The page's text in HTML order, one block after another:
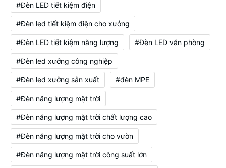
#Đèn LED tiết kiệm điện
#Đèn led tiết kiệm điện cho xưởng
#Đèn LED tiết kiệm năng lượng #Đèn LED văn phòng
#Đèn led xưởng công nghiệp
#Đèn led xưởng sản xuất #đèn MPE
#Đèn năng lượng mặt trời
#Đèn năng lượng mặt trời chất lượng cao
#Đèn năng lượng mặt trời cho vườn
#Đèn năng lượng mặt trời công suất lớn